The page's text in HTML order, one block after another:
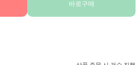
바로구매